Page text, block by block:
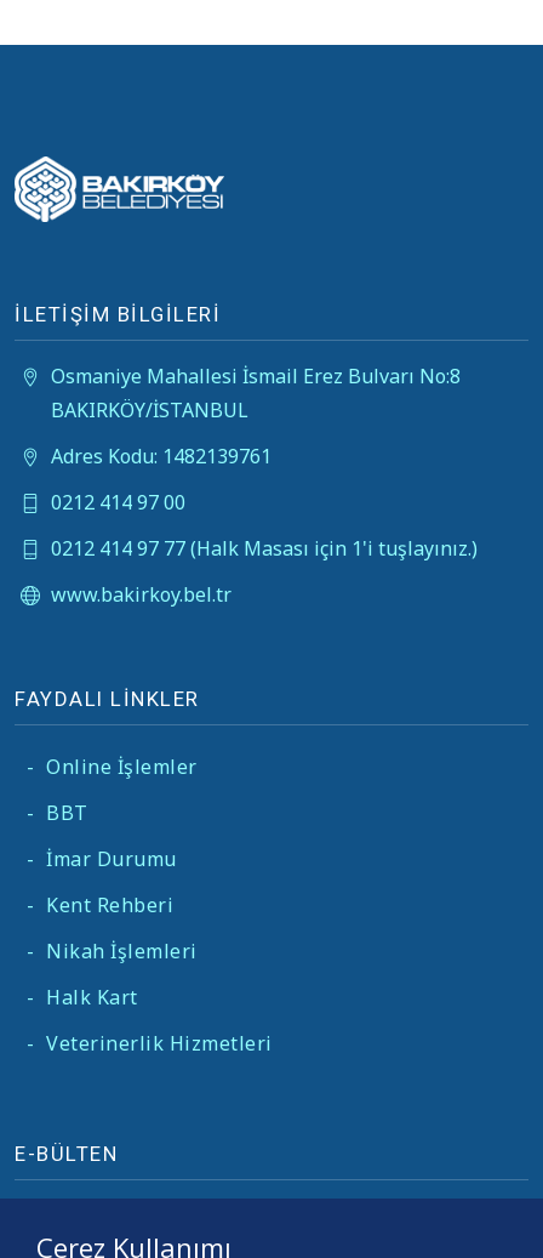
İLETİŞİM BİLGİLERİ
Osmaniye Mahallesi İsmail Erez Bulvarı No:8
BAKIRKÖY/İSTANBUL
Adres Kodu: 1482139761
0212 414 97 00
0212 414 97 77 (Halk Masası için 1'i tuşlayınız.)
www.bakirkoy.bel.tr
FAYDALI LİNKLER
- Online İşlemler
- BBT
- İmar Durumu
- Kent Rehberi
- Nikah İşlemleri
- Halk Kart
- Veterinerlik Hizmetleri
E-BÜLTEN
Çerez Kullanımı